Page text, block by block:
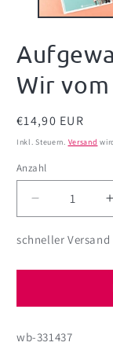
Wir
Normaler
Preis
€14,90 EUR
Inkl. Steuern. Versand
Anzahl
Anzahl
Verringere
die
Menge
der
-
schneller
wb-331437